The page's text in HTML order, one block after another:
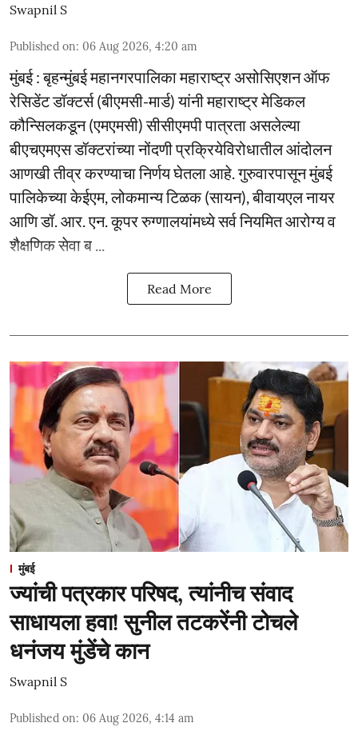
Swapnil S
Published on: 06 Aug 2026, 4:20 am
मुंबई : बृहन्मुंबई महानगरपालिका महाराष्ट्र असोसिएशन ऑफ
रेसिडेंट डॉक्टर्स (बीएमसी-मार्ड) यांनी महाराष्ट्र मेडिकल
कौन्सिलकडून (एमएमसी) सीसीएमपी पात्रता असलेल्या
बीएचएमएस डॉक्टरांच्या नोंदणी प्रक्रियेविरोधातील आंदोलन
आणखी तीव्र करण्याचा निर्णय घेतला आहे. गुरुवारपासून मुंबई
पालिकेच्या केईएम, लोकमान्य टिळक (सायन), बीवायएल नायर
आणि डॉ. आर. एन. कूपर रुग्णालयांमध्ये सर्व नियमित आरोग्य व
शैक्षणिक सेवा ब ...
Read More
मुंबई
ज्यांची पत्रकार परिषद, त्यांनीच संवाद
साधायला हवा! सुनील तटकरेंनी टोचले
धनंजय मुंडेंचे कान
Swapnil S
Published on: 06 Aug 2026, 4:14 am